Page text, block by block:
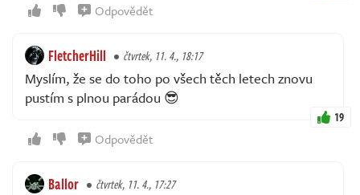
Odpovědět
FletcherHill čtvrtek, 11. 4., 18:17
Myslím, že se do toho po všech těch letech znovu
pustím s plnou parádou 😎
19
Odpovědět
Ballor čtvrtek, 11. 4., 17:27